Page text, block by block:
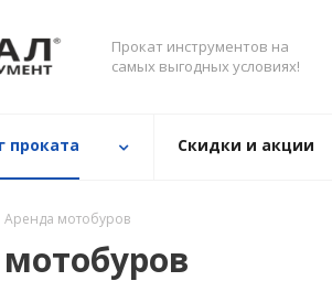
Прокат инструментов на
самых выгодных условиях!
проката Скидки и акции
Аренда мотобуров